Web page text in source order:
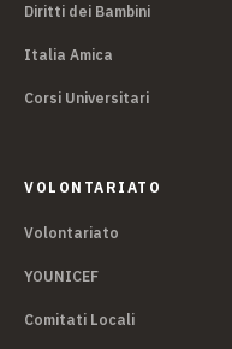
Diritti dei Bambini
Italia Amica
Corsi Universitari
VOLONTARIATO
Volontariato
YOUNICEF
Comitati Locali